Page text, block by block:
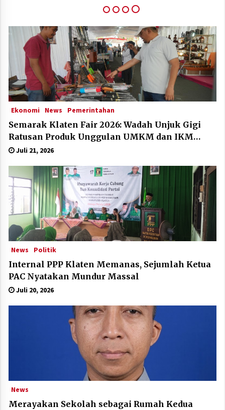
IGA Award 2025
Ekonomi News Pemerintahan
Semarak Klaten Fair 2026: Wadah Unjuk Gigi
Ratusan Produk Unggulan UMKM dan IKM
Lokal
Juli 21, 2026
News Politik
Internal PPP Klaten Memanas, Sejumlah Ketua
PAC Nyatakan Mundur Massal
Juli 20, 2026
News
Merayakan Sekolah sebagai Rumah Kedua